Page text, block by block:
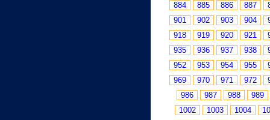
884
885 886 887
901
902 903 904
918
919 920 921
935
936 937 938
952
953 954 955
969
970 971 972
986
987 988
989
1002
1003 1004